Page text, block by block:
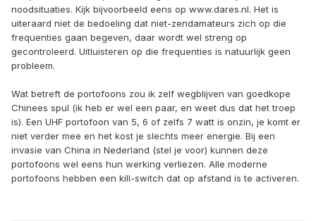
noodsituaties. Kijk bijvoorbeeld eens op www.dares.nl. Het is
uiteraard niet de bedoeling dat niet-zendamateurs zich op die
frequenties gaan begeven, daar wordt wel streng op
gecontroleerd. Uitluisteren op die frequenties is natuurlijk geen
probleem.
Wat betreft de portofoons zou ik zelf wegblijven van goedkope
Chinees spul (ik heb er wel een paar, en weet dus dat het troep
is). Een UHF portofoon van 5, 6 of zelfs 7 watt is onzin, je komt er
niet verder mee en het kost je slechts meer energie. Bij een
invasie van China in Nederland (stel je voor) kunnen deze
portofoons wel eens hun werking verliezen. Alle moderne
portofoons hebben een kill-switch dat op afstand is te activeren.